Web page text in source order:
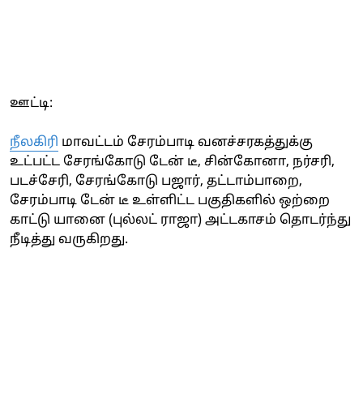
ஊட்டி:
நீலகிரி மாவட்டம் சேரம்பாடி வனச்சரகத்துக்கு
உட்பட்ட சேரங்கோடு டேன் டீ, சின்கோனா, நர்சரி,
படச்சேரி, சேரங்கோடு பஜார், தட்டாம்பாறை,
சேரம்பாடி டேன் டீ உள்ளிட்ட பகுதிகளில் ஒற்றை
காட்டு யானை (புல்லட் ராஜா) அட்டகாசம் தொடர்ந்து
நீடித்து வருகிறது.